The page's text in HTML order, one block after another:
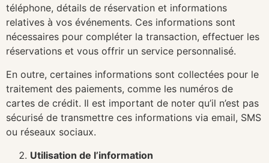
téléphone, détails de réservation et informations
relatives à vos événements. Ces informations sont
nécessaires pour compléter la transaction, effectuer les
réservations et vous offrir un service personnalisé.
En outre, certaines informations sont collectées pour le
traitement des paiements, comme les numéros de
cartes de crédit. Il est important de noter qu’il n’est pas
sécurisé de transmettre ces informations via email, SMS
ou réseaux sociaux.
Utilisation de l’information